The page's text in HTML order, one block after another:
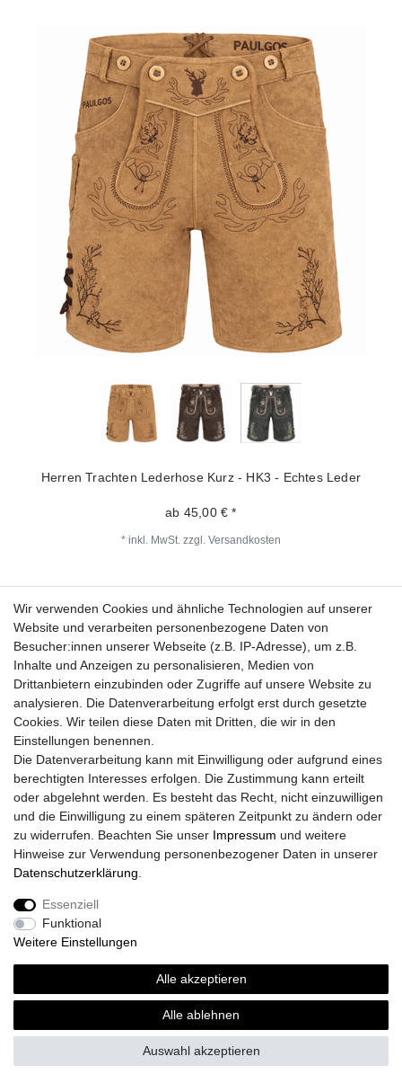
Herren Trachten Lederhose Kurz - HK3 - Echtes Leder
ab 45,00 € *
* inkl. MwSt. zzgl. Versandkosten
Fragen zur Bestellung?
Zahlungsarten
Versand
Vorteile
Impressum
Widerrufs­recht Vertrag widerrufen
Wir verwenden Cookies und ähnliche Technologien auf unserer
Website und verarbeiten personenbezogene Daten von
Besucher:innen unserer Webseite (z.B. IP-Adresse), um z.B.
Inhalte und Anzeigen zu personalisieren, Medien von
Drittanbietern einzubinden oder Zugriffe auf unsere Website zu
analysieren. Die Datenverarbeitung erfolgt erst durch gesetzte
Cookies. Wir teilen diese Daten mit Dritten, die wir in den
Einstellungen benennen.
Die Datenverarbeitung kann mit Einwilligung oder aufgrund eines
berechtigten Interesses erfolgen. Die Zustimmung kann erteilt
oder abgelehnt werden. Es besteht das Recht, nicht einzuwilligen
und die Einwilligung zu einem späteren Zeitpunkt zu ändern oder
zu widerrufen. Beachten Sie unser Impressum und weitere
Hinweise zur Verwendung personenbezogener Daten in unserer
Daten­schutz­erklärung
Essenziell
Funktional
Weitere Einstellungen
Alle akzeptieren
Alle ablehnen
Auswahl akzeptieren